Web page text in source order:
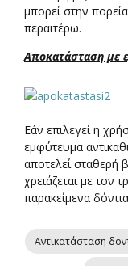
μπορεί στην
περαιτέρω.
Αποκατάσταση µε
Εάν επιλεγεί η
εμφύτευμα
αποτελεί σταθερή
χρειάζεται µε τον
παρακείμενα
Αντικατάσταση